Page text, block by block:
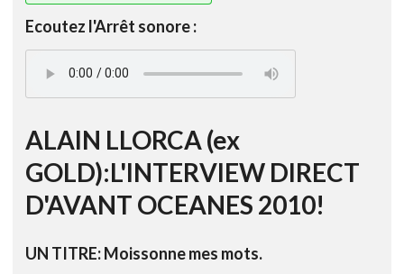
Ecoutez l'Arrêt sonore :
ALAIN LLORCA (ex
GOLD):L'INTERVIEW DIRECT
D'AVANT OCEANES 2010!
UN TITRE: Moissonne mes mots.